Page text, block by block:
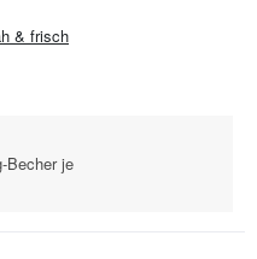
& frisch
Becher je